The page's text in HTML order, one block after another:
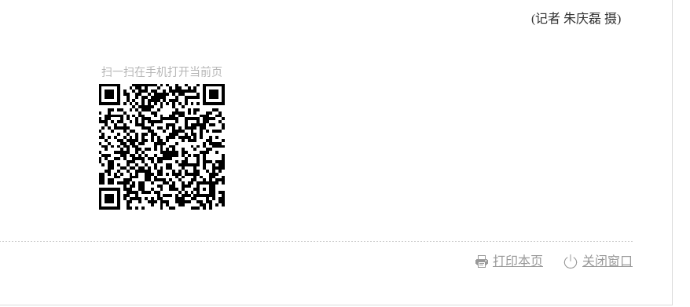
(记者 朱庆磊 摄)
扫一扫在手机打开当前页
打印本页 关闭窗口